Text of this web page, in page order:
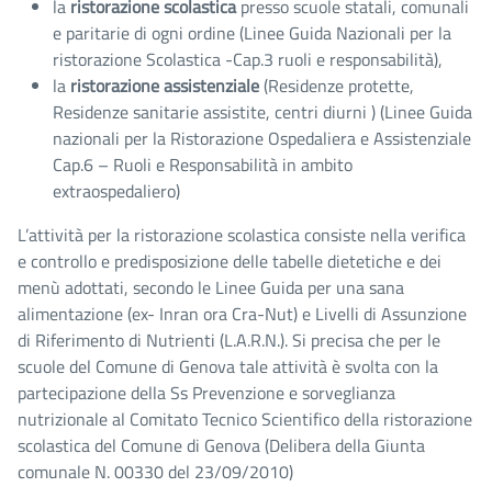
la ristorazione scolasticapresso scuole statali, comunali
e paritarie di ogni ordine (Linee Guida Nazionali per la
ristorazione Scolastica -Cap.3 ruoli e responsabilità),
la ristorazione assistenziale(Residenze protette,
Residenze sanitarie assistite, centri diurni ) (Linee Guida
nazionali per la Ristorazione Ospedaliera e Assistenziale
Cap.6 – Ruoli e Responsabilità in ambito
extraospedaliero)
L’attività per la ristorazione scolastica consiste nella verifica
e controllo e predisposizione delle tabelle dietetiche e dei
menù adottati, secondo le Linee Guida per una sana
alimentazione (ex- Inran ora Cra-Nut) e Livelli di Assunzione
di Riferimento di Nutrienti (L.A.R.N.). Si precisa che per le
scuole del Comune di Genova tale attività è svolta con la
partecipazione della Ss Prevenzione e sorveglianza
nutrizionale al Comitato Tecnico Scientifico della ristorazione
scolastica del Comune di Genova (Delibera della Giunta
comunale N. 00330 del 23/09/2010)